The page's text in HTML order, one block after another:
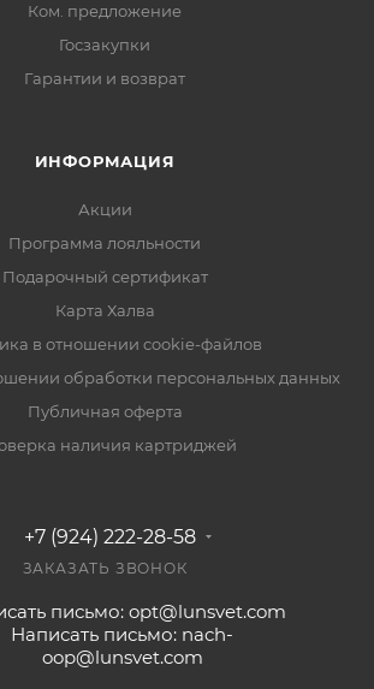
Ком. предложение
Госзакупки
Гарантии и возврат
ИНФОРМАЦИЯ
Акции
Программа лояльности
Подарочный сертификат
Карта Халва
в отношении cookie-файлов
обработки персональных данных
Публичная оферта
наличия картриджей
+7 (924) 222-28-58
ЗАКАЗАТЬ ЗВОНОК
письмо: opt@lunsvet.com
Написать письмо: nach-
oop@lunsvet.com